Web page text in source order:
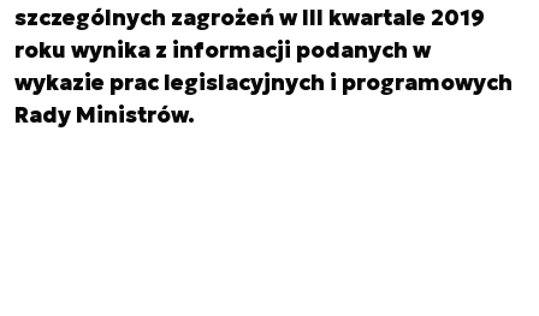
szczególnych zagrożeń w III kwartale 2019
roku wynika z informacji podanych w
wykazie prac legislacyjnych i programowych
Rady Ministrów.